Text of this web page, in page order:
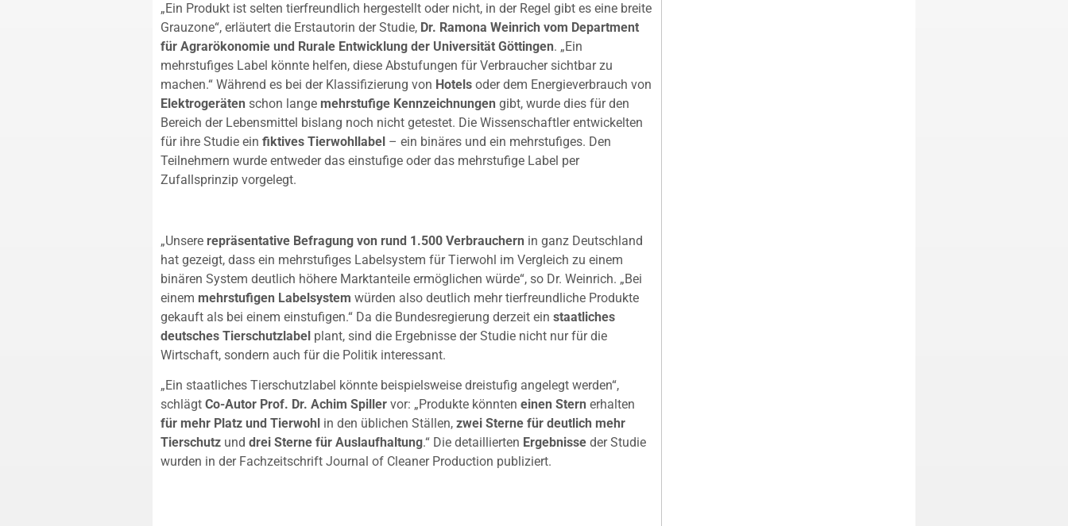
„Ein Produkt ist selten tierfreundlich hergestellt oder nicht, in der Regel gibt es eine breite
Grauzone“, erläutert die Erstautorin der Studie, Dr. Ramona Weinrich vom Department
für Agrarökonomie und Rurale Entwicklung der Universität Göttingen. „Ein
mehrstufiges Label könnte helfen, diese Abstufungen für Verbraucher sichtbar zu
machen.“ Während es bei der Klassifizierung von Hotels oder dem Energieverbrauch von
Elektrogeräten schon lange mehrstufige Kennzeichnungen gibt, wurde dies für den
Bereich der Lebensmittel bislang noch nicht getestet. Die Wissenschaftler entwickelten
für ihre Studie ein fiktives Tierwohllabel – ein binäres und ein mehrstufiges. Den
Teilnehmern wurde entweder das einstufige oder das mehrstufige Label per
Zufallsprinzip vorgelegt.
„Unsere repräsentative Befragung von rund 1.500 Verbrauchern in ganz Deutschland
hat gezeigt, dass ein mehrstufiges Labelsystem für Tierwohl im Vergleich zu einem
binären System deutlich höhere Marktanteile ermöglichen würde“, so Dr. Weinrich. „Bei
einem mehrstufigen Labelsystem würden also deutlich mehr tierfreundliche Produkte
gekauft als bei einem einstufigen.“ Da die Bundesregierung derzeit ein staatliches
deutsches Tierschutzlabel plant, sind die Ergebnisse der Studie nicht nur für die
Wirtschaft, sondern auch für die Politik interessant.
„Ein staatliches Tierschutzlabel könnte beispielsweise dreistufig angelegt werden“,
schlägt Co-Autor Prof. Dr. Achim Spiller vor: „Produkte könnten einen Stern erhalten
für mehr Platz und Tierwohl in den üblichen Ställen, zwei Sterne für deutlich mehr
Tierschutz und drei Sterne für Auslaufhaltung.“ Die detaillierten Ergebnisse der Studie
wurden in der Fachzeitschrift Journal of Cleaner Production publiziert.